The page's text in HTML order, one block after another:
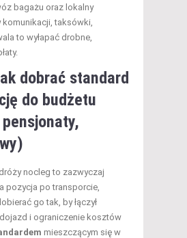
bagażu oraz lokalny
taksówki,
to wyłapać drobne,
dobrać standard
do budżetu
nocleg to zazwyczaj
pozycja po transporcie,
go tak, by łączył
dojazd i ograniczenie kosztów
mieszczącym się w